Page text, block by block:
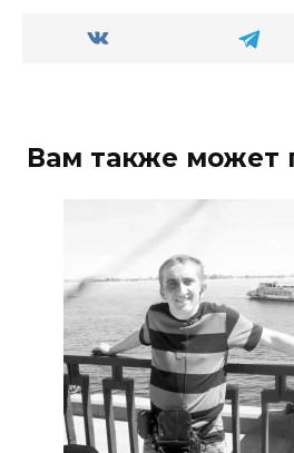
Вам также может